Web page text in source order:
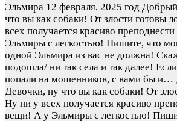
Эльмира 12 февраля, 2025 год
что вы как собаки! От злости готовы
всех получается красиво
Эльмиры с легкостью! Пишите, что
одной Эльмира из вас не должна!
подошла/ ни так села и так далее!
попали на мошенников, с вами бы и…
Девочки, ну что вы как собаки! От
Ну ни у всех получается красиво
вещи! А у Эльмиры с легкостью!